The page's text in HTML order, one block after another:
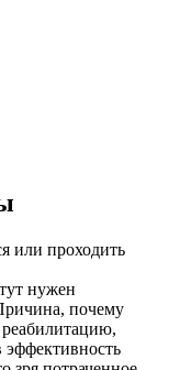
или проходить
нужен
почему
реабилитацию,
эффективность